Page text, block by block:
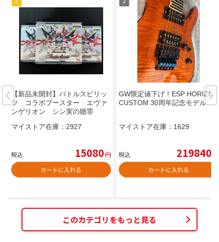
【新品未開封】バトルスピリッ
ツ コラボブースター エヴァ
ンゲリオン シン実の贖罪
マイストア在庫： 2927
税込 15080円
カートに入れる
GW限定値下げ！ESP HORIZON
CUSTOM 30周年記念モデル
マイストア在庫： 1629
税込 219840
カートに入れる
このカテゴリをもっと見る